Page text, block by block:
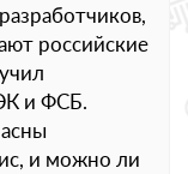
российские
и ФСБ.
и можно ли